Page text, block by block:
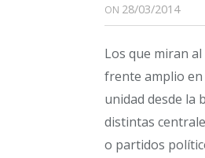
ON 28/03/2014
Los que miran
frente amplio en
unidad desde la
distintas
o partidos